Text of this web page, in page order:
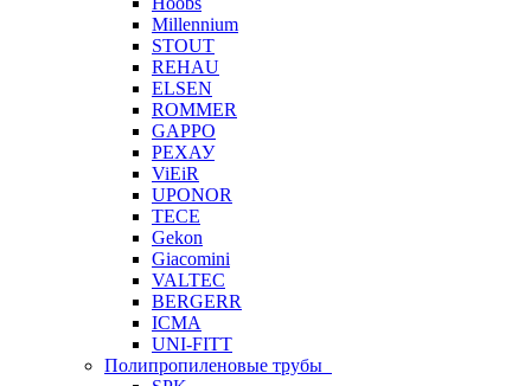
Millennium
STOUT
REHAU
ELSEN
ROMMER
GAPPO
РЕХАУ
ViEiR
UPONOR
TECE
Gekon
Giacomini
VALTEC
BERGERR
ICMA
UNI-FITT
Полипропиленовые трубы